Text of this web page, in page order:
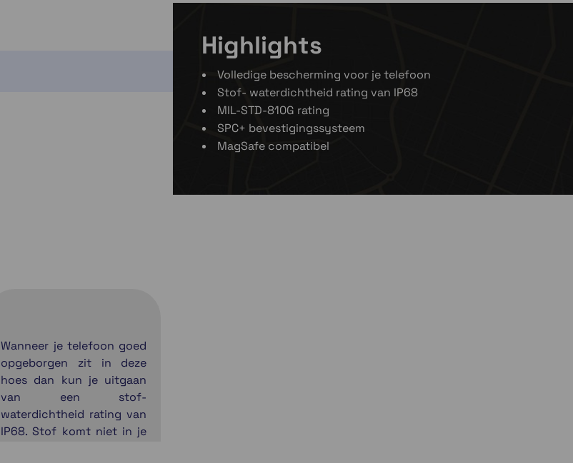
Wanneer je telefoon goed
opgeborgen zit in deze
hoes dan kun je uitgaan
van een stof-
waterdichtheid rating van
IP68. Stof komt niet in je
Highlights
Volledige bescherming voor je telefoon
Stof- waterdichtheid rating van IP68
MIL-STD-810G rating
SPC+ bevestigingssysteem
MagSafe compatibel